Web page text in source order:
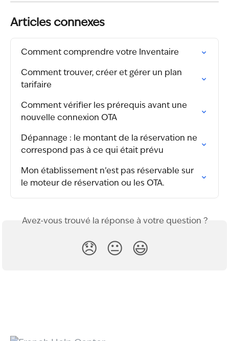
Articles connexes
Comment comprendre votre Inventaire
Comment trouver, créer et gérer un plan
tarifaire
Comment vérifier les prérequis avant une
nouvelle connexion OTA
Dépannage : le montant de la réservation ne
correspond pas à ce qui était prévu
Mon établissement n’est pas réservable sur
le moteur de réservation ou les OTA.
Avez-vous trouvé la réponse à votre question ?
😞 😐 😃